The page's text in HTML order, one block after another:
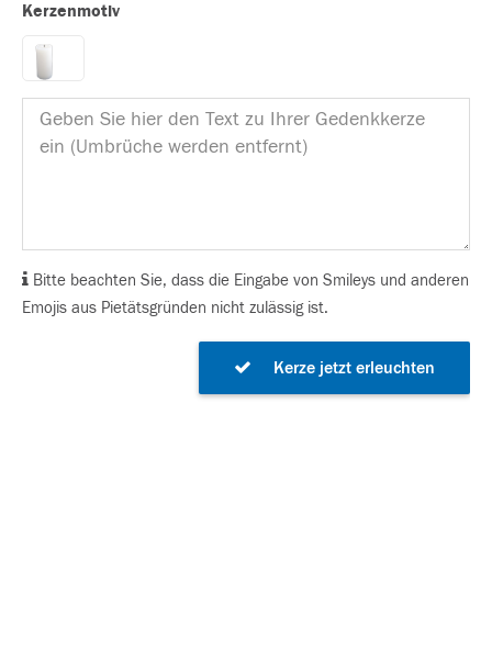
Kerzenmotiv
Bitte beachten Sie, dass die Eingabe von Smileys und anderen
Emojis aus Pietätsgründen nicht zulässig ist.
Kerze jetzt erleuchten